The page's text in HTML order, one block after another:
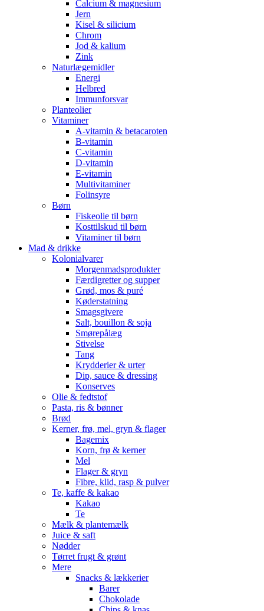
Calcium & magnesium
Jern
Kisel & silicium
Chrom
Jod & kalium
Zink
Naturlægemidler
Energi
Helbred
Immunforsvar
Planteolier
Vitaminer
A-vitamin & betacaroten
B-vitamin
C-vitamin
D-vitamin
E-vitamin
Multivitaminer
Folinsyre
Børn
Fiskeolie til børn
Kosttilskud til børn
Vitaminer til børn
Mad & drikke
Kolonialvarer
Morgenmadsprodukter
Færdigretter og supper
Grød, mos & puré
Køderstatning
Smagsgivere
Salt, bouillon & soja
Smørepålæg
Stivelse
Tang
Krydderier & urter
Dip, sauce & dressing
Konserves
Olie & fedtstof
Pasta, ris & bønner
Brød
Kerner, frø, mel, gryn & flager
Bagemix
Korn, frø & kerner
Mel
Flager & gryn
Fibre, klid, rasp & pulver
Te, kaffe & kakao
Kakao
Te
Mælk & plantemælk
Juice & saft
Nødder
Tørret frugt & grønt
Mere
Snacks & lækkerier
Barer
Chokolade